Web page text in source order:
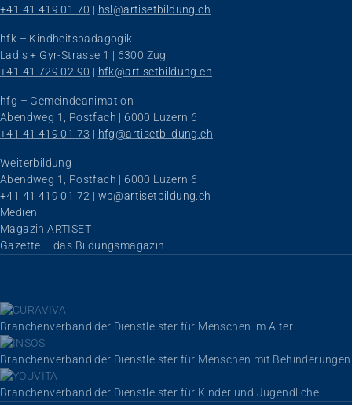
+41 41 419 01 70 | hsl@artisetbildung.ch
hfk – Kindheitspädagogik
Ladis + Gyr-Strasse 1 | 6300 Zug
+41 41 729 02 90 | hfk@artisetbildung.ch
hfg – Gemeindeanimation
Abendweg 1, Postfach | 6000 Luzern 6
+41 41 419 01 73 | hfg@artisetbildung.ch
Weiterbildung
Abendweg 1, Postfach | 6000 Luzern 6
+41 41 419 01 72 | wb@artisetbildung.ch
Navigation überspringen
Medien
Magazin ARTISET
Gazette – das Bildungsmagazin
Branchenverband der Dienstleister für Menschen im Alter
Branchenverband der Dienstleister für Menschen mit Behinderungen
Branchenverband der Dienstleister für Kinder und Jugendliche